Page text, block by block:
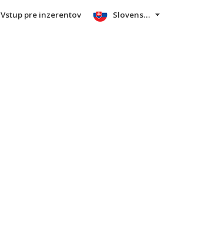
Vstup pre inzerentov Slovensky